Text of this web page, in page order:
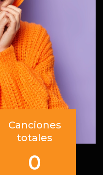
Canciones
totales
0